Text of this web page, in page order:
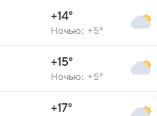
+14°
Ночью: +5°
+15°
Ночью: +5°
+17°